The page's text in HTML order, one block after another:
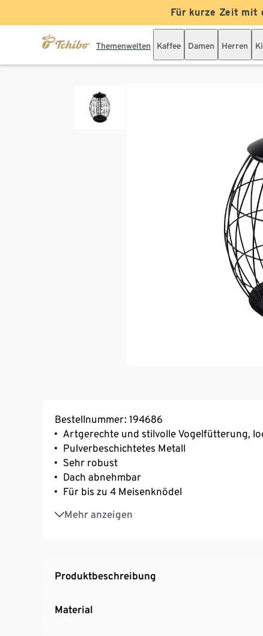
Für kurze Zeit mit
Themenwelten Kaffee Damen Herren
Bestellnummer: 194686
Artgerechte und stilvolle Vogelfütterung,
Pulverbeschichtetes Metall
Sehr robust
Dach abnehmbar
Für bis zu 4 Meisenknödel
Mehr anzeigen
Blickfang im Garten
Produktbeschreibung
Material